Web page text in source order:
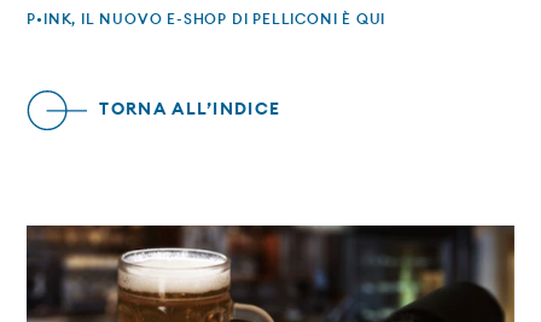
P•INK, IL NUOVO E-SHOP DI PELLICONI È QUI
TORNA ALL’INDICE